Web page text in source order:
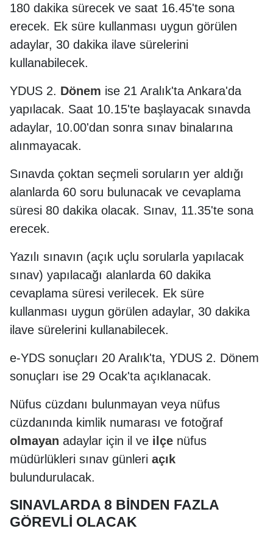
180 dakika sürecek ve saat 16.45'te sona
erecek. Ek süre kullanması uygun görülen
adaylar, 30 dakika ilave sürelerini
kullanabilecek.
YDUS 2. Dönem ise 21 Aralık'ta Ankara'da
yapılacak. Saat 10.15'te başlayacak sınavda
adaylar, 10.00'dan sonra sınav binalarına
alınmayacak.
Sınavda çoktan seçmeli soruların yer aldığı
alanlarda 60 soru bulunacak ve cevaplama
süresi 80 dakika olacak. Sınav, 11.35'te sona
erecek.
Yazılı sınavın (açık uçlu sorularla yapılacak
sınav) yapılacağı alanlarda 60 dakika
cevaplama süresi verilecek. Ek süre
kullanması uygun görülen adaylar, 30 dakika
ilave sürelerini kullanabilecek.
e-YDS sonuçları 20 Aralık'ta, YDUS 2. Dönem
sonuçları ise 29 Ocak'ta açıklanacak.
Nüfus cüzdanı bulunmayan veya nüfus
cüzdanında kimlik numarası ve fotoğraf
olmayan adaylar için il ve ilçe nüfus
müdürlükleri sınav günleri açık
bulundurulacak.
SINAVLARDA 8 BİNDEN FAZLA
GÖREVLİ OLACAK